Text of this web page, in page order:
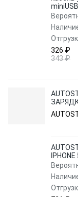
326 ₽
343 ₽